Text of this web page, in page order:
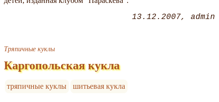
13.12.2007 admin
Тряпичные куклы
Каргопольская кукла
тряпичные куклы шитьевая кукла